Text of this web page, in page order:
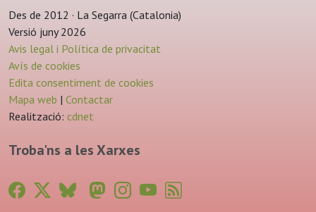
Des de 2012 · La Segarra (Catalonia)
Versió juny 2026
Avis legal i Política de privacitat
Avís de cookies
Edita consentiment de cookies
Mapa web | Contactar
Realització: cdnet
Troba'ns a les Xarxes